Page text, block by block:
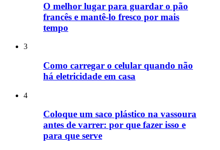
O melhor lugar para guardar o pão
francês e mantê-lo fresco por mais
tempo
3
Como carregar o celular quando não
há eletricidade em casa
4
Coloque um saco plástico na vassoura
antes de varrer: por que fazer isso e
para que serve